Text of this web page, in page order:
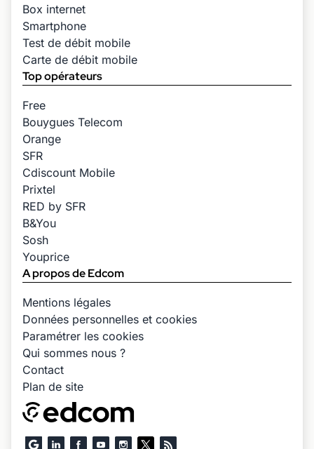
Box internet
Smartphone
Test de débit mobile
Carte de débit mobile
Top opérateurs
Free
Bouygues Telecom
Orange
SFR
Cdiscount Mobile
Prixtel
RED by SFR
B&You
Sosh
Youprice
A propos de Edcom
Mentions légales
Données personnelles et cookies
Paramétrer les cookies
Qui sommes nous ?
Contact
Plan de site